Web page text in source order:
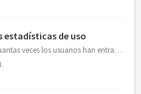
estadísticas de uso
A veces es necesario saber cuantas veces los usuarios han entrado y consultado un dashboard, para esto Artus incluye una tabla en la metadata donde se almac...